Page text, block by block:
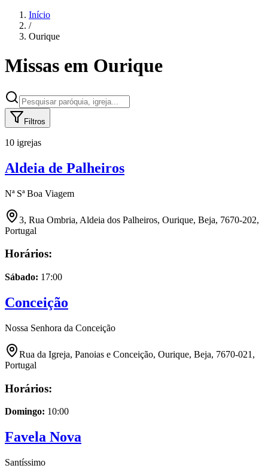
Início
/
Ourique
Missas em Ourique
Filtros
10 igrejas
Aldeia de Palheiros
Nª Sª Boa Viagem
3, Rua Ombria, Aldeia dos Palheiros, Ourique, Beja, 7670-202,
Portugal
Horários:
Sábado: 17:00
Conceição
Nossa Senhora da Conceição
Rua da Igreja, Panoias e Conceição, Ourique, Beja, 7670-021,
Portugal
Horários:
Domingo: 10:00
Favela Nova
Santíssimo